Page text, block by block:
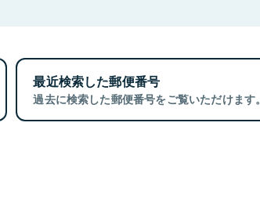
最近検索した郵便番号
過去に検索した郵便番号をご覧いただけます。